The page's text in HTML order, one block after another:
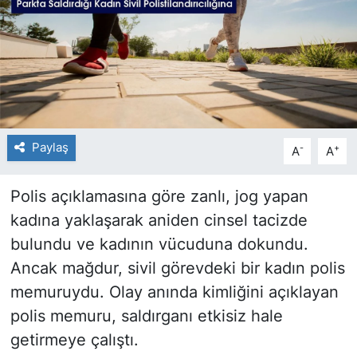
Paylaş A- A+
Polis açıklamasına göre zanlı, jog yapan
kadına yaklaşarak aniden cinsel tacizde
bulundu ve kadının vücuduna dokundu.
Ancak mağdur, sivil görevdeki bir kadın polis
memuruydu. Olay anında kimliğini açıklayan
polis memuru, saldırganı etkisiz hale
getirmeye çalıştı.